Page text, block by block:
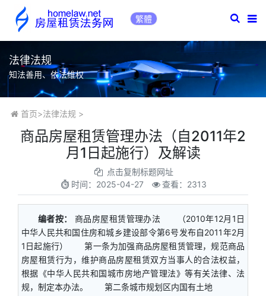
繁體
法律法规
知法善用、依法维权
首页>法律法规 >
商品房屋租赁管理办法（自2011年2
月1日起施行）及解读
点击复制标题网址
时间： 2025-04-27 查看：2313
编者按：
商品房屋租赁管理办法 （2010年12月1日
中华人民共和国住房和城乡建设部令第6号发布自2011年2月
1日起施行） 第一条为加强商品房屋租赁管理，规范商品
房屋租赁行为，维护商品房屋租赁双方当事人的合法权益，
根据《中华人民共和国城市房地产管理法》等有关法律、法
规，制定本办法。 第二条城市规划区内国有土地